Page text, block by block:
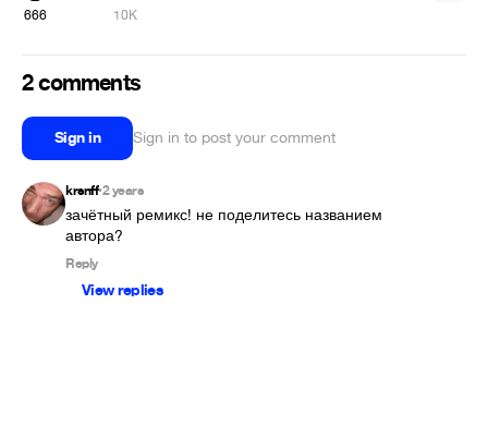
666 10K
2 comments
Sign in Sign in to post your comment
krsnff•2 years
зачётный ремикс! не поделитесь названием
автора?
Reply
View replies